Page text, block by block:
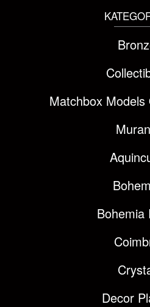
Matchbox
Bohemia
Decor